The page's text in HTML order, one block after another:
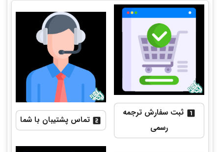
ثبت سفارش ترجمه
رسمی
تماس پشتیبان با شما